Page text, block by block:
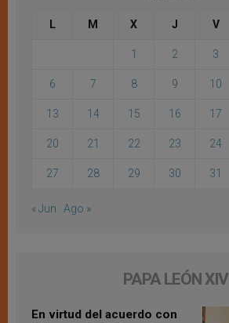
L M X J V
1 2 3
6 7 8 9 10
13 14 15 16 17
20 21 22 23 24
27 28 29 30 31
« Jun Ago »
PAPA LEÓN XIV
En virtud del acuerdo con